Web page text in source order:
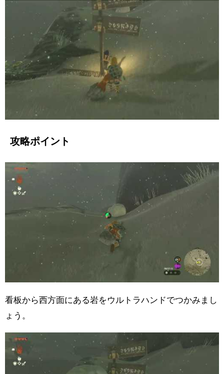
攻略ポイント
看板から西方面にある岩をウルトラハンドでつかみまし
ょう。